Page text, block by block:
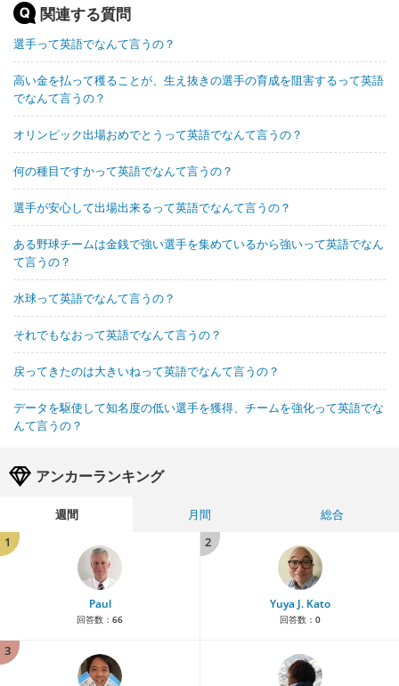
関連する質問
選手って英語でなんて言うの？
高い金を払って穫ることが、生え抜きの選手の育成を阻害するって英語
でなんて言うの？
オリンピック出場おめでとうって英語でなんて言うの？
何の種目ですかって英語でなんて言うの？
選手が安心して出場出来るって英語でなんて言うの？
ある野球チームは金銭で強い選手を集めているから強いって英語でなん
て言うの？
水球って英語でなんて言うの？
それでもなおって英語でなんて言うの？
戻ってきたのは大きいねって英語でなんて言うの？
データを駆使して知名度の低い選手を獲得、チームを強化って英語でな
んて言うの？
アンカーランキング
週間 月間
総合
1
Paul
回答数： 66
2
Yuya J. Kato
回答数： 0
3